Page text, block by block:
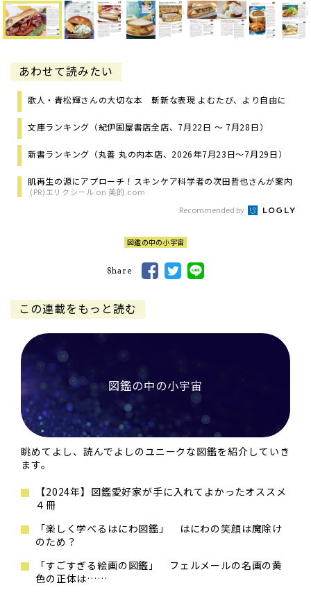
あわせて読みたい
歌人・青松輝さんの大切な本 斬新な表現 よむたび、より自由に
文庫ランキング（紀伊国屋書店全店、7月22日 ～ 7月28日）
新書ランキング（丸善 丸の内本店、2026年7月23日～7月29日）
肌再生の源にアプローチ！スキンケア科学者の次田哲也さんが案内
(PR)エリクシール on 美的.com
Recommended by
図鑑の中の小宇宙
Share
この連載をもっと読む
図鑑の中の小宇宙
眺めてよし、読んでよしのユニークな図鑑を紹介していき
ます。
【2024年】図鑑愛好家が手に入れてよかったオススメ
４冊
「楽しく学べるはにわ図鑑」 はにわの笑顔は魔除け
のため？
「すごすぎる絵画の図鑑」 フェルメールの名画の黄
色の正体は……